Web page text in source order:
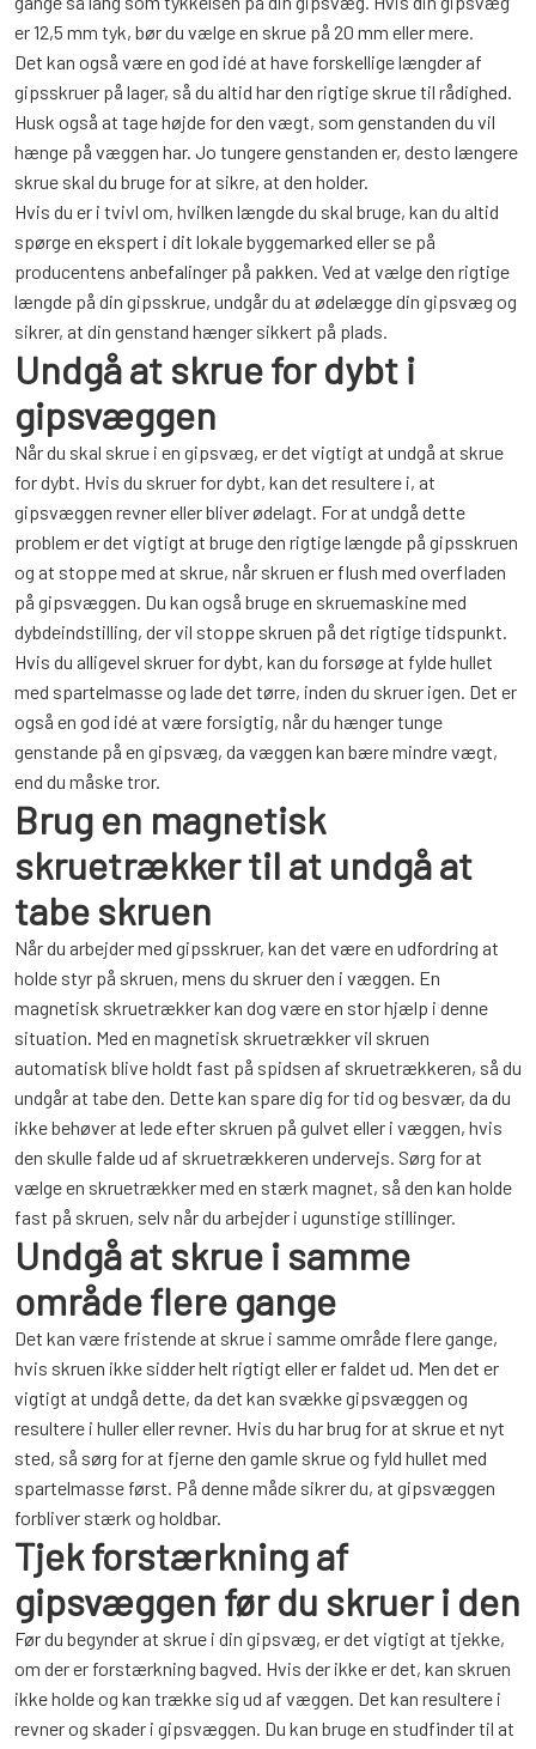
er 12,5 mm tyk, bør du vælge en skrue på 20 mm eller mere.
Det kan også være en god idé at have forskellige længder af
gipsskruer på lager, så du altid har den rigtige skrue til rådighed.
Husk også at tage højde for den vægt, som genstanden du vil
hænge på væggen har. Jo tungere genstanden er, desto længere
skrue skal du bruge for at sikre, at den holder.
Hvis du er i tvivl om, hvilken længde du skal bruge, kan du altid
spørge en ekspert i dit lokale byggemarked eller se på
producentens anbefalinger på pakken. Ved at vælge den rigtige
længde på din gipsskrue, undgår du at ødelægge din gipsvæg og
sikrer, at din genstand hænger sikkert på plads.
Undgå at skrue for dybt i
gipsvæggen
Når du skal skrue i en gipsvæg, er det vigtigt at undgå at skrue
for dybt. Hvis du skruer for dybt, kan det resultere i, at
gipsvæggen revner eller bliver ødelagt. For at undgå dette
problem er det vigtigt at bruge den rigtige længde på gipsskruen
og at stoppe med at skrue, når skruen er flush med overfladen
på gipsvæggen. Du kan også bruge en skruemaskine med
dybdeindstilling, der vil stoppe skruen på det rigtige tidspunkt.
Hvis du alligevel skruer for dybt, kan du forsøge at fylde hullet
med spartelmasse og lade det tørre, inden du skruer igen. Det er
også en god idé at være forsigtig, når du hænger tunge
genstande på en gipsvæg, da væggen kan bære mindre vægt,
end du måske tror.
Brug en magnetisk
skruetrækker til at undgå at
tabe skruen
Når du arbejder med gipsskruer, kan det være en udfordring at
holde styr på skruen, mens du skruer den i væggen. En
magnetisk skruetrækker kan dog være en stor hjælp i denne
situation. Med en magnetisk skruetrækker vil skruen
automatisk blive holdt fast på spidsen af skruetrækkeren, så du
undgår at tabe den. Dette kan spare dig for tid og besvær, da du
ikke behøver at lede efter skruen på gulvet eller i væggen, hvis
den skulle falde ud af skruetrækkeren undervejs. Sørg for at
vælge en skruetrækker med en stærk magnet, så den kan holde
fast på skruen, selv når du arbejder i ugunstige stillinger.
Undgå at skrue i samme
område flere gange
Det kan være fristende at skrue i samme område flere gange,
hvis skruen ikke sidder helt rigtigt eller er faldet ud. Men det er
vigtigt at undgå dette, da det kan svække gipsvæggen og
resultere i huller eller revner. Hvis du har brug for at skrue et nyt
sted, så sørg for at fjerne den gamle skrue og fyld hullet med
spartelmasse først. På denne måde sikrer du, at gipsvæggen
forbliver stærk og holdbar.
Tjek forstærkning af
gipsvæggen før du skruer i den
Før du begynder at skrue i din gipsvæg, er det vigtigt at tjekke,
om der er forstærkning bagved. Hvis der ikke er det, kan skruen
ikke holde og kan trække sig ud af væggen. Det kan resultere i
revner og skader i gipsvæggen. Du kan bruge en studfinder til at